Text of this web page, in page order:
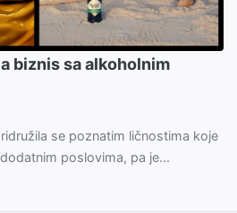
biznis sa alkoholnim
se poznatim ličnostima koje
poslovima, pa je...